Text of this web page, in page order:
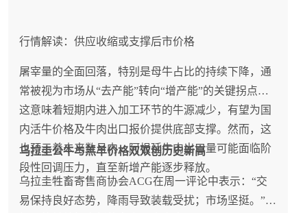
行情解读：供应收缩或支撑后市价格
屠宰量的全面回落，特别是母牛占比的持续下降，通
常被视为市场从“去产能”转向“增产能”的关键拐点。
这意味着短期内进入加工环节的牛源减少，有望为国
内活牛价格及牛肉出口报价提供底部支撑。然而，这
也预示着未来数月内，阿根廷牛肉出口量可能面临阶
段性回调压力，直至新增产能逐步释放。
乌拉圭公牛与羔羊价格双双创历史新高
乌拉圭牲畜寄售商协会ACG在周一评论中表示：“交
易保持良好态势，降雨导致装载受扰；市场坚挺。”牧